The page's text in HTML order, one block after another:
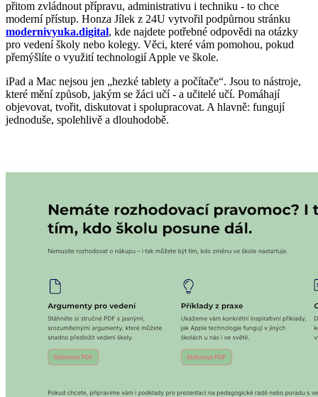
přitom zvládnout přípravu, administrativu i techniku - to chce
moderní přístup. Honza Jílek z 24U vytvořil podpůrnou stránku
modernivyuka.digital, kde najdete potřebné odpovědi na otázky
pro vedení školy nebo kolegy. Věci, které vám pomohou, pokud
přemýšlíte o využití technologií Apple ve škole.
iPad a Mac nejsou jen „hezké tablety a počítače“. Jsou to nástroje,
které mění způsob, jakým se žáci učí - a učitelé učí. Pomáhají
objevovat, tvořit, diskutovat i spolupracovat. A hlavně: fungují
jednoduše, spolehlivě a dlouhodobě.